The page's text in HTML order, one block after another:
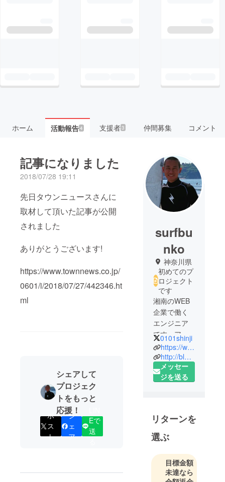
ホーム 活動報告4 支援者3 仲間募集 コメント
記事になりました
2018/07/28 19:11
先日タウンニュースさんに
取材して頂いた記事が公開
されました
ありがとうございます!
https://www.townnews.co.jp/
0601/i/2018/07/27/442346.ht
ml
シェアして
プロジェク
トをもっと
応援！
ポ
ス
ト
シ
ェ
ア
Eで
送
surfbu
nko
神奈川県
初めてのプ
ロジェクト
です
湘南のWEB
企業で働く
エンジニア
です。アフ
リカを一人
旅した経験
からシェア
リングエコ
た。趣味と
して始めた
サーフィン
のシェアリ
ングサービ
スを思いつ
0101shinji
https://www.toollibrary.jp/entry
http://blog.toollibrary.jp
メッセー
ジを送る
リターンを
選ぶ
目標金額
未達なら